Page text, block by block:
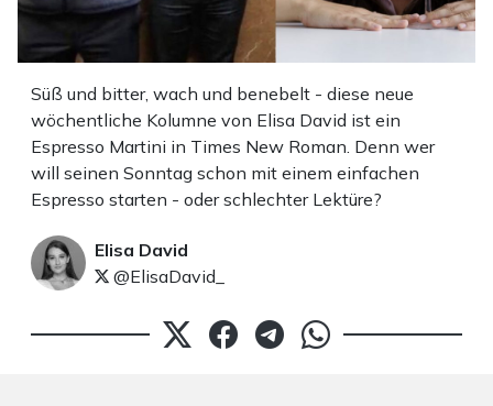
Süß und bitter, wach und benebelt - diese neue
wöchentliche Kolumne von Elisa David ist ein
Espresso Martini in Times New Roman. Denn wer
will seinen Sonntag schon mit einem einfachen
Espresso starten - oder schlechter Lektüre?
Elisa David
@ElisaDavid_